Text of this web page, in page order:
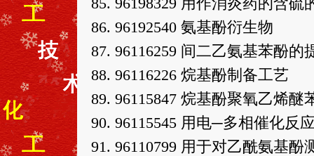
85. 96198329 用作消炎药的含
86. 96192540 氨基酚衍生物
87. 96116259 间二乙氨基苯酚的
88. 96116226 烷基酚制备工艺
89. 96115847 烷基酚聚氧乙烯醚
90. 96115545 用电─多相催化反
91. 96110799 用于对乙酰氨基酚